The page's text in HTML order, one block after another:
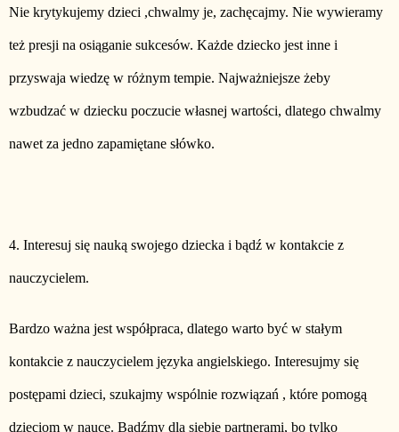
Nie krytykujemy dzieci ,chwalmy je, zachęcajmy. Nie wywieramy
też presji na osiąganie sukcesów. Każde dziecko jest inne i
przyswaja wiedzę w różnym tempie. Najważniejsze żeby
wzbudzać w dziecku poczucie własnej wartości, dlatego chwalmy
nawet za jedno zapamiętane słówko.
4. Interesuj się nauką swojego dziecka i bądź w kontakcie z
nauczycielem.
Bardzo ważna jest współpraca, dlatego warto być w stałym
kontakcie z nauczycielem języka angielskiego. Interesujmy się
postępami dzieci, szukajmy wspólnie rozwiązań , które pomogą
dzieciom w nauce. Bądźmy dla siebie partnerami, bo tylko